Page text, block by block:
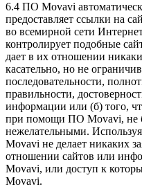
6.4 ПО Movavi
предоставляет ссылки на
во всемирной сети
контролирует подобные
дает в их отношении
касательно, но не
последовательности,
правильности,
информации или (б) того,
при помощи ПО Movavi, не
нежелательными.
Movavi не делает никаких
отношении сайтов или
Movavi, или доступ к
Movavi.